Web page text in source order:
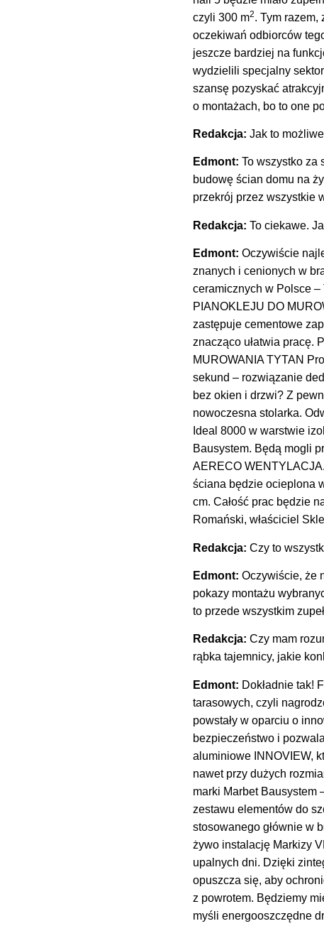
czyli 300 m2. Tym
oczekiwań odbiorców
jeszcze bardziej na
wydzielili specjalny
szansę pozyskać
o montażach, bo to one
Redakcja: Jak to
Edmont: To wszystko za
budowę ścian domu na
przekrój przez wszystkie
Redakcja: To ciekawe.
Edmont: Oczywiście
znanych i cenionych w
ceramicznych w Polsce –
PIANOKLEJU DO
zastępuje cementowe
znacząco ułatwia pracę.
MUROWANIA TYTAN
sekund – rozwiązanie
bez okien i drzwi? Z
nowoczesna stolarka.
Ideal 8000 w warstwie
Bausystem. Będą mogli
AERECO
ściana będzie ocieplona
cm. Całość prac będzie
Romański, właściciel
Redakcja: Czy to
Edmont: Oczywiście, że
pokazy montażu
to przede wszystkim
Redakcja: Czy mam
rąbka tajemnicy, jakie
Edmont: Dokładnie tak!
tarasowych, czyli
powstały w oparciu o
bezpieczeństwo i
aluminiowe INNOVIEW,
nawet przy dużych
marki Marbet Bausystem
zestawu elementów do
stosowanego głównie w
żywo instalację Markizy
upalnych dni. Dzięki
opuszcza się, aby
z powrotem. Będziemy
myśli energooszczędne